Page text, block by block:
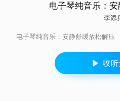
电子琴纯音乐：
李添
电子琴纯音乐：安静舒缓放松解压